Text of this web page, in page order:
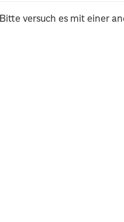
Bitte versuch es mit einer